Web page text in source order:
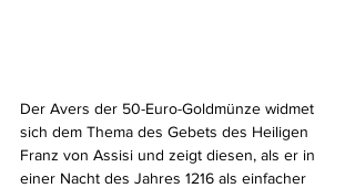
Der Avers der 50-Euro-Goldmünze widmet
sich dem Thema des Gebets des Heiligen
Franz von Assisi und zeigt diesen, als er in
einer Nacht des Jahres 1216 als einfacher